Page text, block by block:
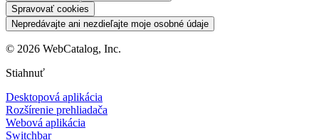
Spravovať cookies
Nepredávajte ani nezdieľajte moje osobné údaje
© 2026 WebCatalog, Inc.
Stiahnuť
Desktopová aplikácia
Rozšírenie prehliadača
Webová aplikácia
Switchbar